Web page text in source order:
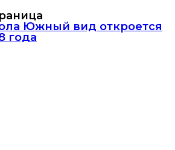
Южный вид откроется
года